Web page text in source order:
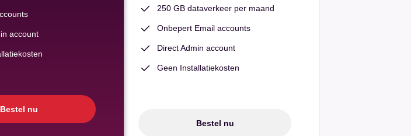
account
Bestel nu
250 GB dataverkeer per maand
Onbepert Email accounts
Direct Admin account
Geen Installatiekosten
Bestel nu